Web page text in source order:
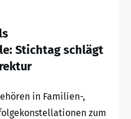
Stichtag schlägt
in Familien-,
zum